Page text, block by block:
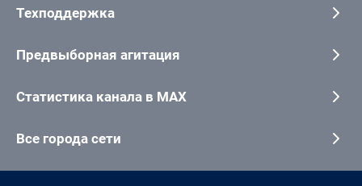
Техподдержка
Предвыборная агитация
Статистика канала в MAX
Все города сети